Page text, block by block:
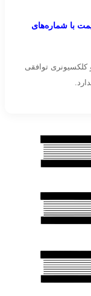
با شماره‌های
توافقی